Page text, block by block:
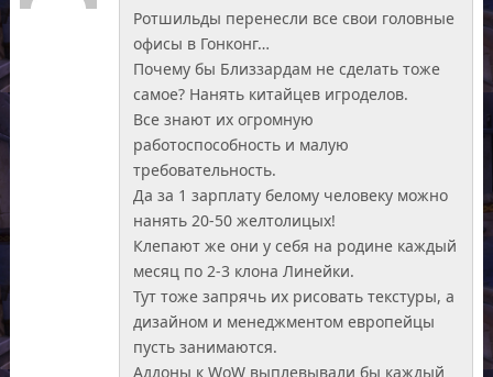
Ротшильды перенесли все свои головные
офисы в Гонконг…
Почему бы Близзардам не сделать тоже
самое? Нанять китайцев игроделов.
Все знают их огромную
работоспособность и малую
требовательность.
Да за 1 зарплату белому человеку можно
нанять 20-50 желтолицых!
Клепают же они у себя на родине каждый
месяц по 2-3 клона Линейки.
Тут тоже запрячь их рисовать текстуры, а
дизайном и менеджментом европейцы
пусть занимаются.
Аддоны к WoW выплевывали бы каждый